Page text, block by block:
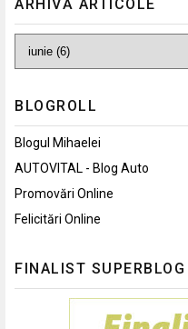
ARHIVĂ ARTICOLE
BLOGROLL
Blogul Mihaelei
AUTOVITAL - Blog Auto
Promovări Online
Felicitări Online
FINALIST